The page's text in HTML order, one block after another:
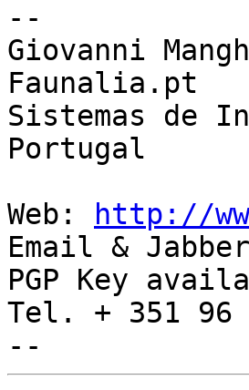
--
Giovanni
Faunalia.pt
Sistemas de
Portugal
Web:
http://
Email &
PGP Key
Tel. + 351 96